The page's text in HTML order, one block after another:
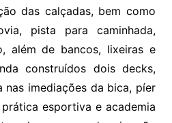
das calçadas, bem como
pista para caminhada,
além de bancos, lixeiras e
construídos dois decks,
nas imediações da bica, píer
esportiva e academia